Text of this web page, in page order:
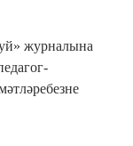
журналына